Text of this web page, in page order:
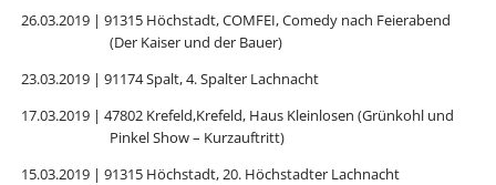
26.03.2019 | 91315 Höchstadt, COMFEI, Comedy nach Feierabend
(Der Kaiser und der Bauer)
23.03.2019 | 91174 Spalt, 4. Spalter Lachnacht
17.03.2019 | 47802 Krefeld,Krefeld, Haus Kleinlosen (Grünkohl und
Pinkel Show – Kurzauftritt)
15.03.2019 | 91315 Höchstadt, 20. Höchstadter Lachnacht